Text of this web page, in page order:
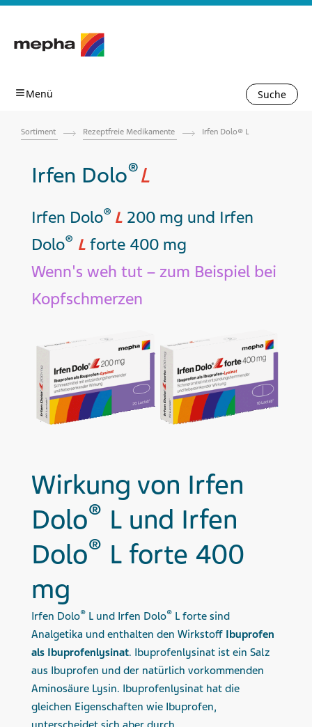
Suche
Sortiment Rezeptfreie Medikamente Irfen Dolo® L
Irfen Dolo®L
Irfen Dolo® L 200 mg und Irfen
Dolo® L forte 400 mg
Wenn's weh tut – zum Beispiel bei
Kopf­schmerzen
Wirkung von Irfen
Dolo® L und Irfen
Dolo® L forte 400
mg
Irfen Dolo® L und Irfen Dolo® L forte sind
Analgetika und enthalten den Wirkstoff Ibuprofen
als Ibuprofenlysinat. Ibuprofenlysinat ist ein Salz
aus Ibuprofen und der natürlich vorkommenden
Aminosäure Lysin. Ibuprofenlysinat hat die
gleichen Eigenschaften wie Ibuprofen,